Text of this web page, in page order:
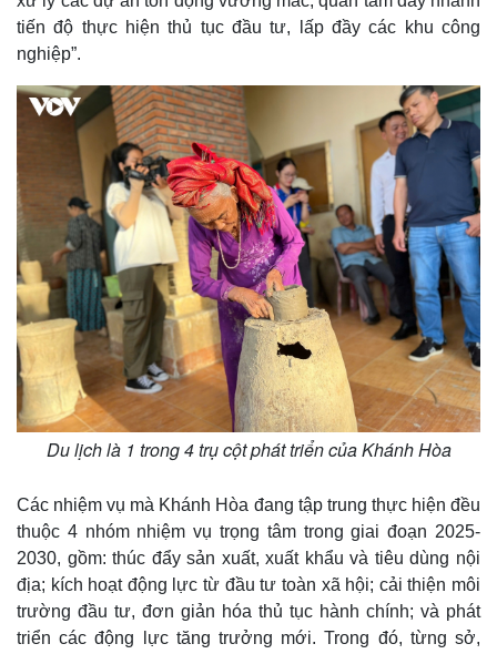
tiến độ thực hiện thủ tục đầu tư, lấp đầy các khu công
nghiệp”.
Du lịch là 1 trong 4 trụ cột phát triển của Khánh Hòa
Các nhiệm vụ mà Khánh Hòa đang tập trung thực hiện đều
thuộc 4 nhóm nhiệm vụ trọng tâm trong giai đoạn 2025-
2030, gồm: thúc đẩy sản xuất, xuất khẩu và tiêu dùng nội
địa; kích hoạt động lực từ đầu tư toàn xã hội; cải thiện môi
trường đầu tư, đơn giản hóa thủ tục hành chính; và phát
triển các động lực tăng trưởng mới. Trong đó, từng sở,